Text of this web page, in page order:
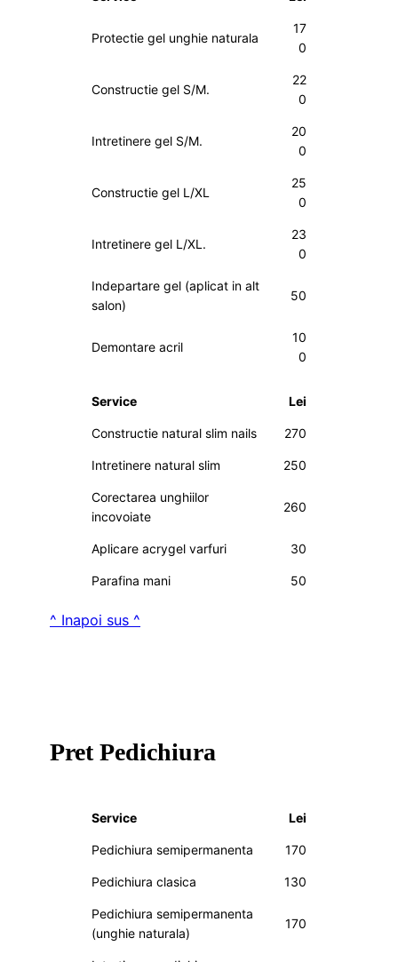
Protectie gel unghie naturala
17
0
Constructie gel S/M.
22
0
Intretinere gel S/M.
20
0
Constructie gel L/XL
25
0
Intretinere gel L/XL.
23
0
Indepartare gel (aplicat in alt
salon)
50
Demontare acril
10
0
Service Lei
Constructie natural slim nails 270
Intretinere natural slim 250
Corectarea unghiilor
incovoiate
260
Aplicare acrygel varfuri 30
Parafina mani 50
^ Inapoi sus ^
Pret Pedichiura
Service Lei
Pedichiura semipermanenta 170
Pedichiura clasica 130
Pedichiura semipermanenta
(unghie naturala)
170